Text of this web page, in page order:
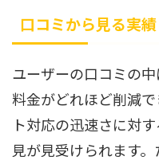
口コミから見る実績
ユーザーの口コミの
料金がどれほど削減
ト対応の迅速さに対
見が見受けられます